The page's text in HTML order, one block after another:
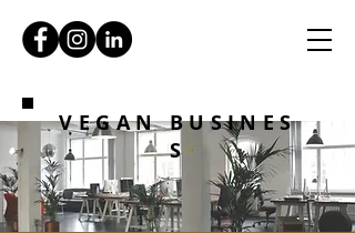
VEGAN BUSINES
S